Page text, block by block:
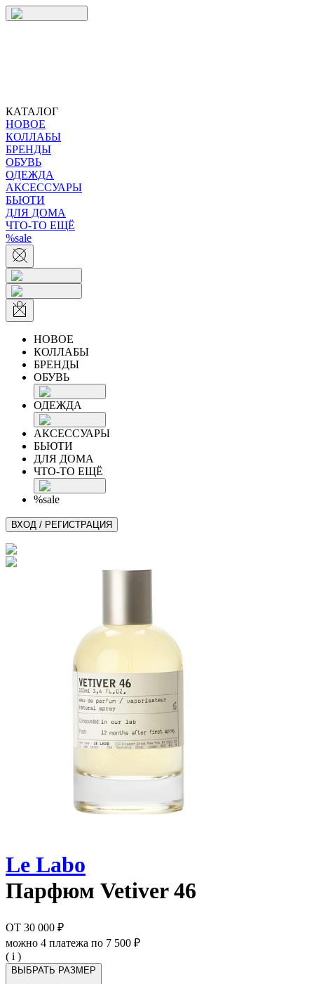
КАТАЛОГ
НОВОЕ
КОЛЛАБЫ
БРЕНДЫ
ОБУВЬ
ОДЕЖДА
АКСЕССУАРЫ
БЬЮТИ
ДЛЯ ДОМА
ЧТО-ТО ЕЩЁ
%sale
НОВОЕ
КОЛЛАБЫ
БРЕНДЫ
ОБУВЬ
ОДЕЖДА
АКСЕССУАРЫ
БЬЮТИ
ДЛЯ ДОМА
ЧТО-ТО ЕЩЁ
%sale
ВХОД / РЕГИСТРАЦИЯ
Le Labo
Парфюм Vetiver 46
ОТ 30 000 ₽
можно 4 платежа по 7 500 ₽
( i )
ВЫБРАТЬ РАЗМЕР